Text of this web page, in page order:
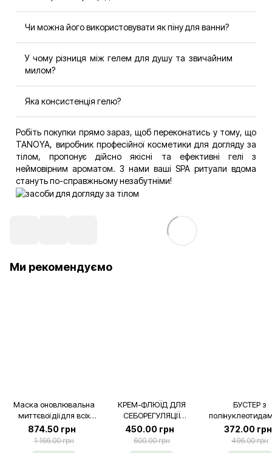
завдяки освіжаючим і цитрусовим ноткам.
Чи можна його використовувати як піну для ванни?
ванни.
У чому різниця між гелем для душу та звичайним
милом?
не порушує її pH-баланс.
Яка консистенція гелю?
змивається.
Робіть покупки прямо зараз, щоб переконатись у тому, що
TANOYA, виробник професійної косметики для догляду за
тілом, пропонує дійсно якісні та ефективні гелі з
неймовірним ароматом. З нами ваші SPA ритуали вдома
стануть по-справжньому незабутніми!
Ми рекомендуємо
Маска оновлювальна
миттєвої дії для всіх
типів шкіри [проф], 275
мл
874.50 грн
1 166.00 грн
КРЕМ-ФЛЮЇД ДЛЯ
СЕБОРЕГУЛЯЦІЇ
комбінованої та жирної
шкіри [проф] 100 мл
450.00 грн
600.00 грн
БУСТЕР з
мл
372.00 грн
496.00 грн